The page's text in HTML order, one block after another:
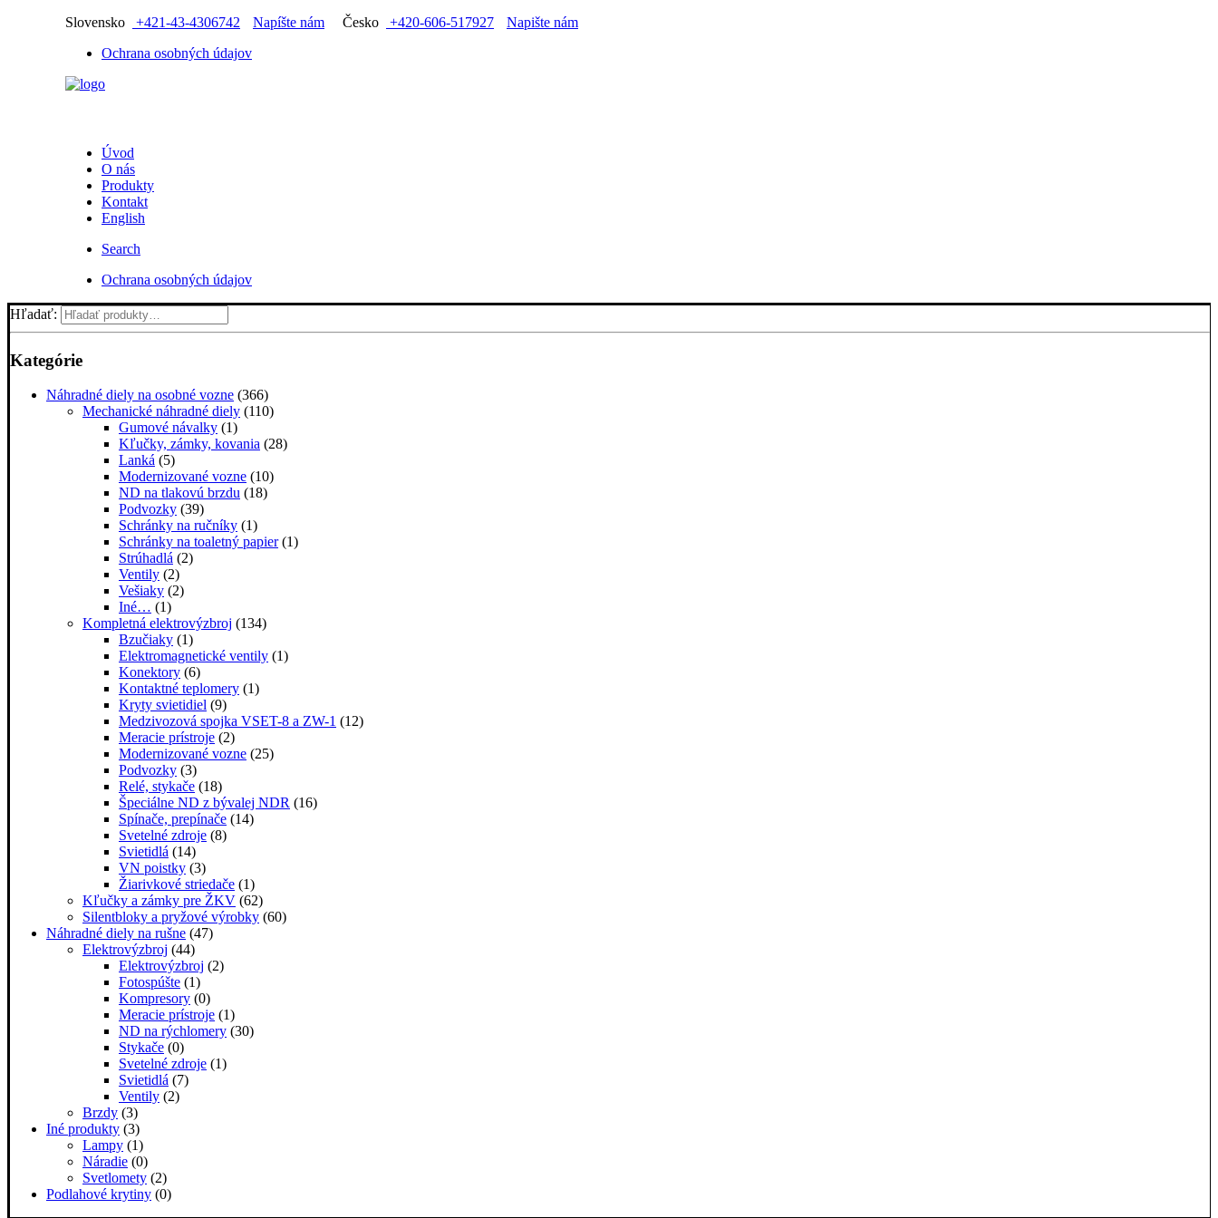
Slovensko +421-43-4306742 Napíšte nám Česko +420-606-517927
Napište nám
Ochrana osobných údajov
Úvod
O nás
Produkty
Kontakt
English
Search
Ochrana osobných údajov
Hľadať:
Kategórie
Náhradné diely na osobné vozne (366)
Mechanické náhradné diely (110)
Gumové návalky (1)
Kľučky, zámky, kovania (28)
Lanká (5)
Modernizované vozne (10)
ND na tlakovú brzdu (18)
Podvozky (39)
Schránky na ručníky (1)
Schránky na toaletný papier (1)
Strúhadlá (2)
Ventily (2)
Vešiaky (2)
Iné… (1)
Kompletná elektrovýzbroj (134)
Bzučiaky (1)
Elektromagnetické ventily (1)
Konektory (6)
Kontaktné teplomery (1)
Kryty svietidiel (9)
Medzivozová spojka VSET-8 a ZW-1 (12)
Meracie prístroje (2)
Modernizované vozne (25)
Podvozky (3)
Relé, stykače (18)
Špeciálne ND z bývalej NDR (16)
Spínače, prepínače (14)
Svetelné zdroje (8)
Svietidlá (14)
VN poistky (3)
Žiarivkové striedače (1)
Kľučky a zámky pre ŽKV (62)
Silentbloky a pryžové výrobky (60)
Náhradné diely na rušne (47)
Elektrovýzbroj (44)
Elektrovýzbroj (2)
Fotospúšte (1)
Kompresory (0)
Meracie prístroje (1)
ND na rýchlomery (30)
Stykače (0)
Svetelné zdroje (1)
Svietidlá (7)
Ventily (2)
Brzdy (3)
Iné produkty (3)
Lampy (1)
Náradie (0)
Svetlomety (2)
Podlahové krytiny (0)